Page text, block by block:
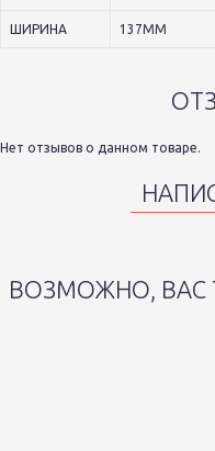
ШИРИНА 137ММ
Нет отзывов о данном товаре.
ВОЗМОЖНО, ВАС